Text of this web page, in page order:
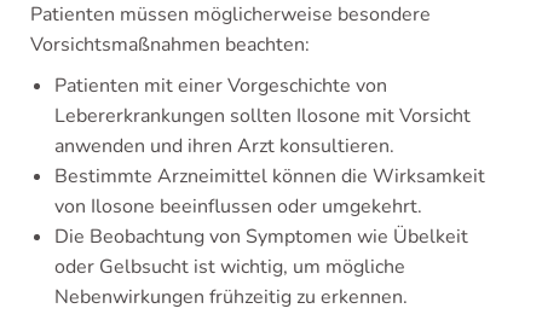
Patienten müssen möglicherweise besondere
Vorsichtsmaßnahmen beachten:
Patienten mit einer Vorgeschichte von
Lebererkrankungen sollten Ilosone mit Vorsicht
anwenden und ihren Arzt konsultieren.
Bestimmte Arzneimittel können die Wirksamkeit
von Ilosone beeinflussen oder umgekehrt.
Die Beobachtung von Symptomen wie Übelkeit
oder Gelbsucht ist wichtig, um mögliche
Nebenwirkungen frühzeitig zu erkennen.